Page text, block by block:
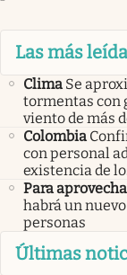
Las más
Clima Se
tormentas con
viento de más
Colombia
con personal
existencia de
Para
habrá un
personas
Últimas